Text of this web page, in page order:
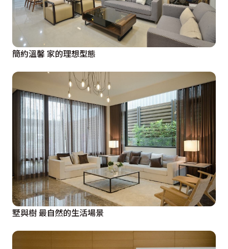
簡約溫馨 家的理想型態
墅與樹 最自然的生活場景